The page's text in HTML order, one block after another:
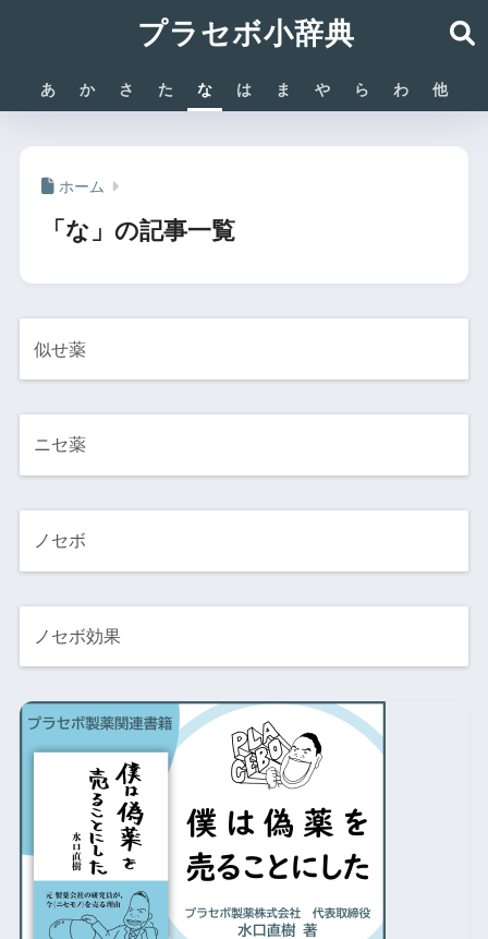
プラセボ小辞典
あ か さ た な は ま や ら わ 他
ホーム
「な」の記事一覧
似せ薬
ニセ薬
ノセボ
ノセボ効果